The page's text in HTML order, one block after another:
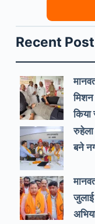
Recent Post
किया
बने
जुलाई